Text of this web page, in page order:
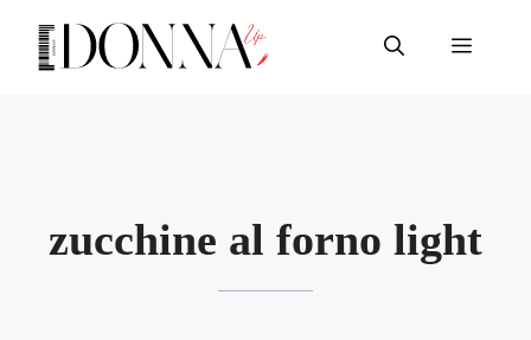
contenuto
Menu
zucchine al forno light